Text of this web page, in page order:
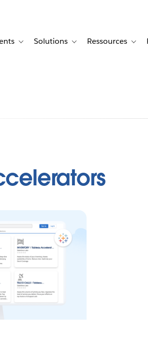
Toggle sub-navigation for Témoignages clients
Solutions Toggle sub-navigation for
Ressources